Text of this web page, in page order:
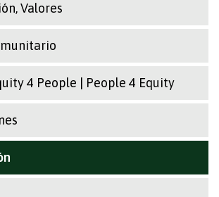
Valores
4 People | People 4 Equity